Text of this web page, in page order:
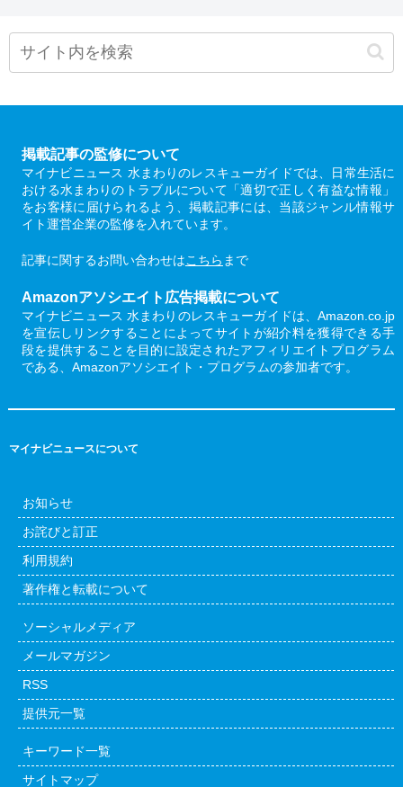
掲載記事の監修について
マイナビニュース 水まわりのレスキューガイドでは、日常生活に
おける水まわりのトラブルについて「適切で正しく有益な情報」
をお客様に届けられるよう、掲載記事には、当該ジャンル情報サ
イト運営企業の監修を入れています。
記事に関するお問い合わせはこちら まで
Amazonアソシエイト広告掲載について
マイナビニュース 水まわりのレスキューガイドは、Amazon.co.jp
を宣伝しリンクすることによってサイトが紹介料を獲得できる手
段を提供することを目的に設定されたアフィリエイトプログラム
である、Amazonアソシエイト・プログラムの参加者です。
マイナビニュースについて
お知らせ
お詫びと訂正
利用規約
著作権と転載について
ソーシャルメディア
メールマガジン
RSS
提供元一覧
キーワード一覧
サイトマップ